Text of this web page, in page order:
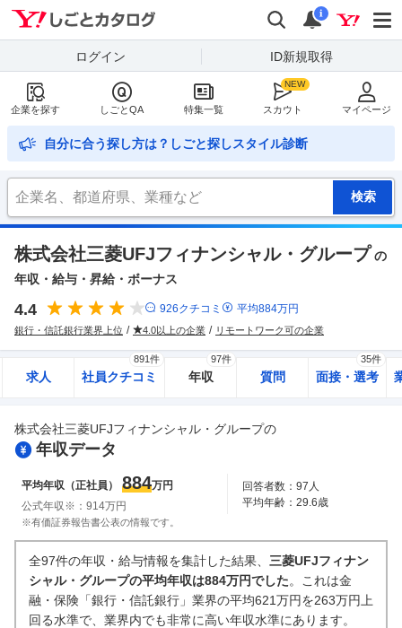
検索
通知
i
ログイン ID新規取得
企業を探す しごとQA 特集一覧 スカウト マイページ
自分に合う探し方は？しごと探しスタイル診断
株式会社三菱UFJフィナンシャル・グループ の
年収・給与・昇給・ボーナス
4.4 926クチコミ 平均884万円
銀行・信託銀行業界上位 4.0以上の企業 リモートワーク可の企業
求人 社員クチコミ
891件
年収
97件
質問 面接・選考
35件
株式会社三菱UFJフィナンシャル・グループの
年収データ
平均年収（正社員） 884万円
公式年収※： 914万円
回答者数：97 人
平均年齢：29.6歳
※有価証券報告書公表の情報です。
全97件の年収・給与情報を集計した結果、 三菱UFJフィナン
シャル・グループの平均年収は884万円でした。これは金
融・保険「銀行・信託銀行」業界の平均621万円を263万円上
回る水準で、業界内でも非常に高い年収水準にあります。